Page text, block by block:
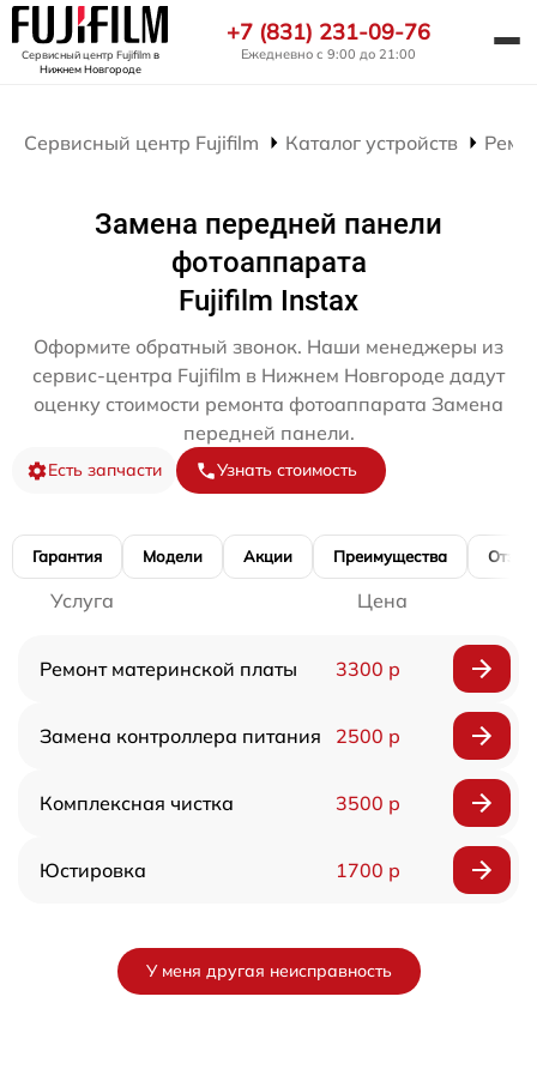
Сервисный центр Fujifilmв
Нижнем Новгороде
+7 (831) 231-09-76
Ежедневно с 9:00 до 21:00
Сервисный центр Fujifilm Каталог устройств
Замена передней панели
фотоаппарата
Fujifilm Instax
Оформите обратный звонок. Наши менеджеры из
сервис-центра Fujifilm в Нижнем Новгороде дадут
оценку стоимости ремонта фотоаппарата Замена
передней панели.
Есть запчасти Узнать стоимость
Гарантия Модели Акции Преимущества
Услуга Цена
Ремонт материнской платы 3300 р
Замена контроллера питания 2500 р
Комплексная чистка 3500 р
Юстировка 1700 р
У меня другая неисправность